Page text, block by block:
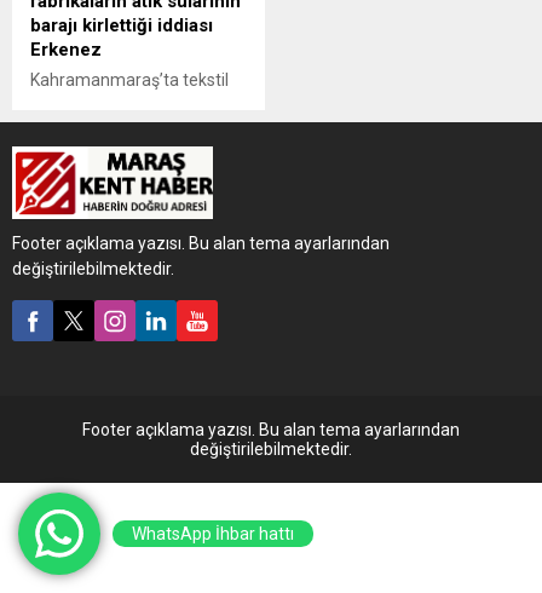
barajı kirlettiği iddiası
Erkenez
Kahramanmaraş’ta tekstil
bırakıldığı ileri sürülen atık
suların çevre kirliliğine yol
açtığı belirtildi. Vatandaşlar,
Dulkadiroğlu ilçesindeki
sanayi tesislerinden çıkan ve
gerekli arıtma işlemleri
yapılmadan doğrudan
doğaya salındığı iddia edilen
atık sulara çözüm
bulunması istendi
Footer açıklama yazısı. Bu alan tema ayarlarından
değiştirilebilmektedir.
Footer açıklama yazısı. Bu alan tema ayarlarından
değiştirilebilmektedir.
WhatsApp İhbar hattı